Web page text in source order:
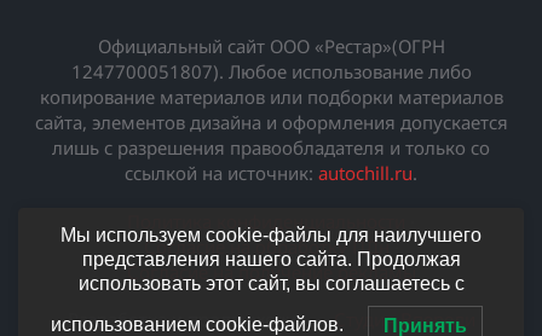
Официальный сайт ООО «Рестар»(ОГРН
1247700051807). Любое использование либо
копирование материалов или подборки материалов
сайта, элементов дизайна и оформления допускается
лишь с разрешения правообладателя и только со
ссылкой на источник: autochill.ru.
Политика конфиденциальности
Согласие на обработку ПДн ·
Согласие на получение рекламы
Разработка и продвижение —Студия Впереди
Мы используем cookie-файлы для наилучшего
представления нашего сайта. Продолжая
использовать этот сайт, вы соглашаетесь с
использованием cookie-файлов. Принять